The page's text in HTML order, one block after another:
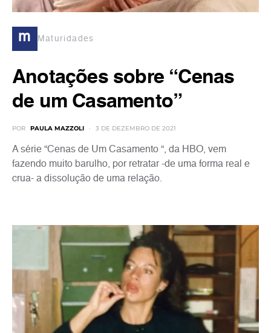
m Maturidades
Anotações sobre “Cenas
de um Casamento”
POR PAULA MAZZOLI 3 DE DEZEMBRO DE 2021
A série “Cenas de Um Casamento “, da HBO, vem
fazendo muito barulho, por retratar -de uma forma real e
crua- a dissolução de uma relação.